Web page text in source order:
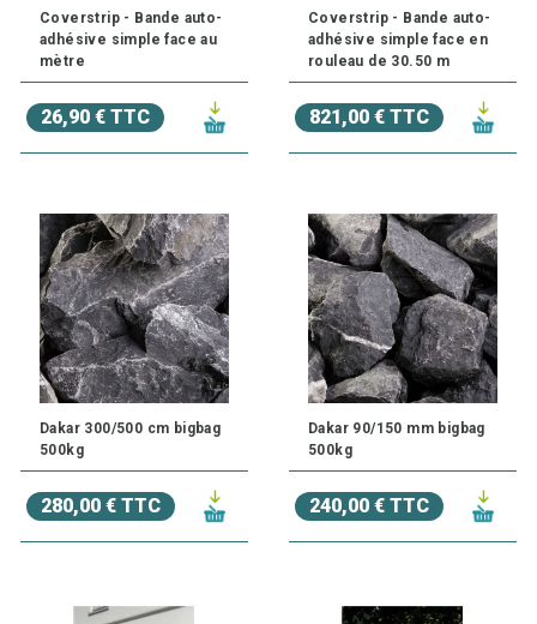
Coverstrip - Bande auto-
adhésive simple face au
mètre
26,90 € TTC
Coverstrip - Bande auto-
adhésive simple face en
rouleau de 30.50 m
821,00 € TTC
Dakar 300/500 cm bigbag
500kg
280,00 € TTC
Dakar 90/150 mm bigbag
500kg
240,00 € TTC